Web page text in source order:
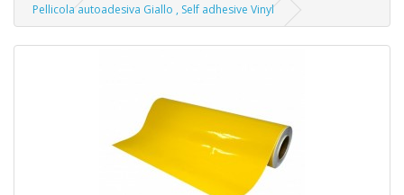
Pellicola autoadesiva Giallo , Self adhesive Vinyl